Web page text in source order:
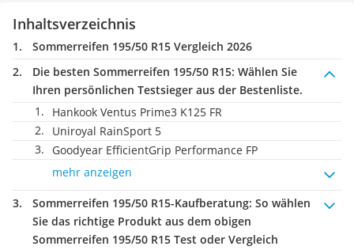
Inhaltsverzeichnis
Sommerreifen 195/50 R15 Vergleich 2026
Die besten Sommerreifen 195/50 R15: Wählen Sie
Ihren persönlichen Testsieger aus der Bestenliste.
Hankook Ventus Prime3 K125 FR
Uniroyal RainSport 5
Goodyear EfficientGrip Performance FP
mehr anzeigen
Sommerreifen 195/50 R15-Kaufberatung: So wählen
Sie das richtige Produkt aus dem obigen
Sommerreifen 195/50 R15 Test oder Vergleich